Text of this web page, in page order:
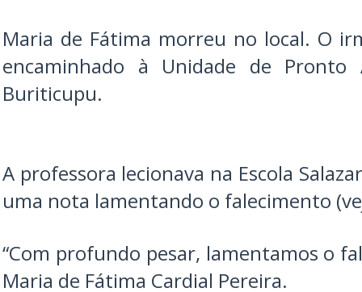
Maria de Fátima morreu no local. O
encaminhado à Unidade de Pronto
Buriticupu.
A professora lecionava na Escola
uma nota lamentando o falecimento
“Com profundo pesar, lamentamos o
Maria de Fátima Cardial Pereira.